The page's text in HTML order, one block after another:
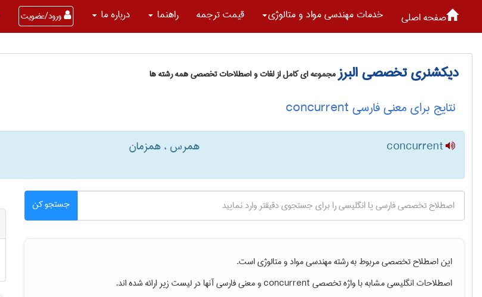
صفحه اصلی خدمات مهندسی مواد و متالوژی قیمت ترجمه راهنما درباره ما ورود/عضویت
دیکشنری تخصصی البرزمجموعه ای کامل از لغات و اصطلاحات تخصصی همه رشته ها
نتایج برای معنی فارسی concurrent
concurrent همرس ، همزمان
جستجو کن
این اصطلاح تخصصی مربوط به رشتهمهندسی مواد و متالوژیاست.
اصطلاحات انگلیسی مشابه با واژه تخصصیconcurrentو معنی فارسی آنها در لیست زیر ارائه شده اند.